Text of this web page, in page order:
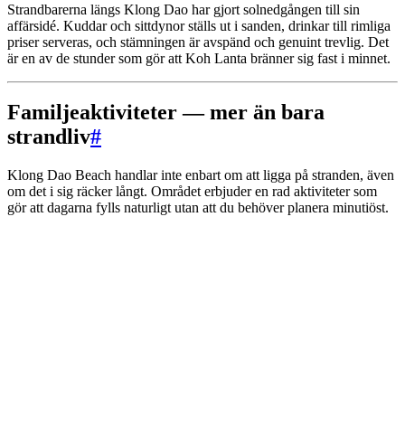
Strandbarerna längs Klong Dao har gjort solnedgången till sin
affärsidé. Kuddar och sittdynor ställs ut i sanden, drinkar till rimliga
priser serveras, och stämningen är avspänd och genuint trevlig. Det
är en av de stunder som gör att Koh Lanta bränner sig fast i minnet.
Familjeaktiviteter — mer än bara
strandliv#
Klong Dao Beach handlar inte enbart om att ligga på stranden, även
om det i sig räcker långt. Området erbjuder en rad aktiviteter som
gör att dagarna fylls naturligt utan att du behöver planera minutiöst.